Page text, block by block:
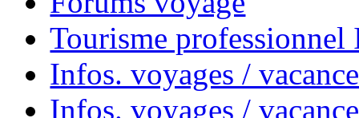
Tourisme
Infos. voyages /
Infos. voyages /